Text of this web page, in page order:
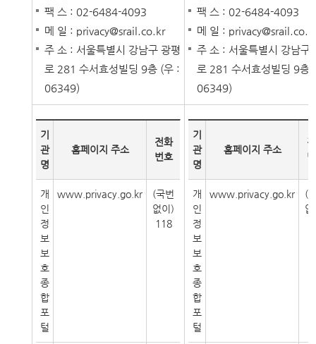
팩 스 : 02-6484-4093
메 일 : privacy@srail.co.kr
주 소 : 서울특별시 강남구 광평
로 281 수서효성빌딩 9층 (우 :
06349)
팩 스 : 02-6484-4093
메 일 :
주 소 : 서울특별시 강남구
로 281 수서효성빌딩 9층
06349)
기
관
명
홈페이지 주소
전화
번호
개
인
정
보
보
호
종
합
포
털
www.privacy.go.kr
(국번
없이)
118
기
관
명
홈페이지 주소
개
인
정
보
보
호
종
합
포
털
www.privacy.go.kr
(